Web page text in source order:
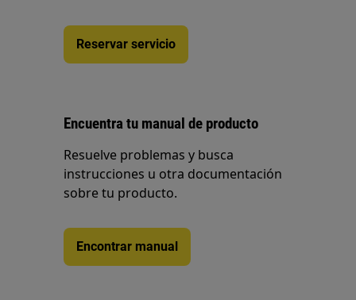
Reservar servicio
Encuentra tu manual de producto
Resuelve problemas y busca
instrucciones u otra documentación
sobre tu producto.
Encontrar manual